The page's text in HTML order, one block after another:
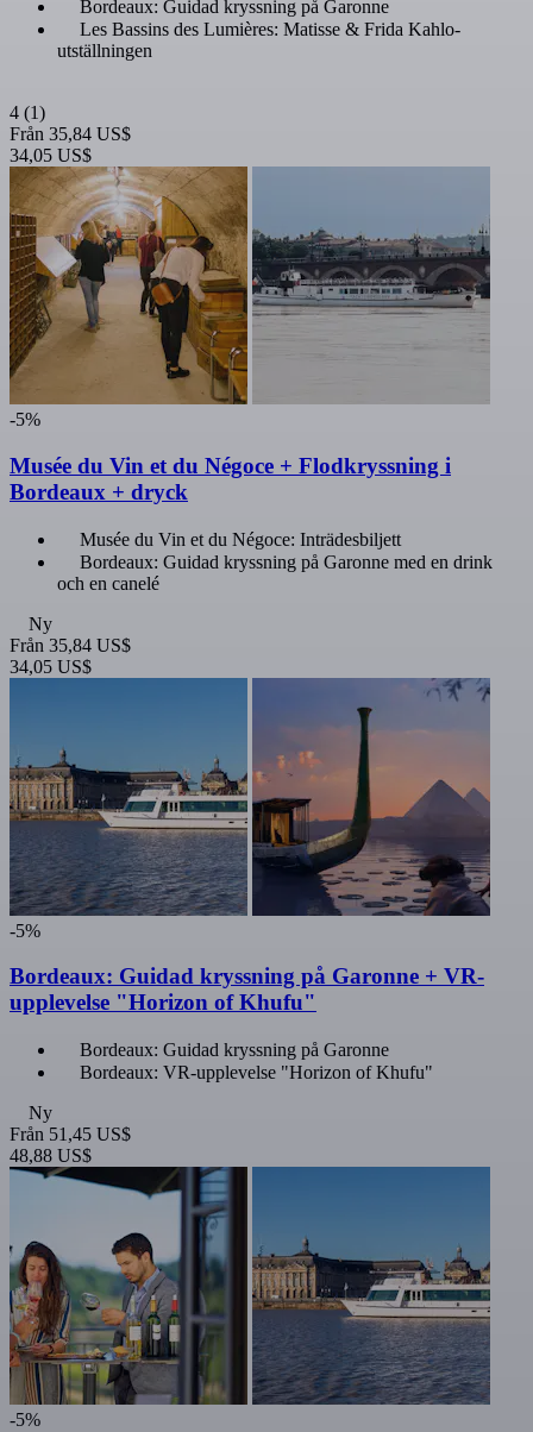
Bordeaux: Guidad kryssning på Garonne
Les Bassins des Lumières: Matisse & Frida Kahlo-
utställningen
4 (1)
Från 35,84 US$
34,05 US$
-5%
Musée du Vin et du Négoce + Flodkryssning i
Bordeaux + dryck
Musée du Vin et du Négoce: Inträdesbiljett
Bordeaux: Guidad kryssning på Garonne med en drink
och en canelé
Ny
Från 35,84 US$
34,05 US$
-5%
Bordeaux: Guidad kryssning på Garonne + VR-
upplevelse "Horizon of Khufu"
Bordeaux: Guidad kryssning på Garonne
Bordeaux: VR-upplevelse "Horizon of Khufu"
Ny
Från 51,45 US$
48,88 US$
-5%